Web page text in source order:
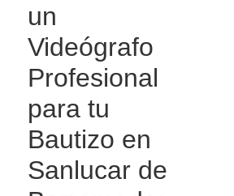
un
Videógrafo
Profesional
para tu
Bautizo en
Sanlucar de